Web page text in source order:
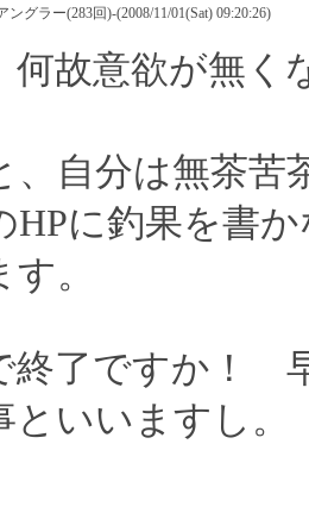
ングラー(283回)-(2008/11/01(Sat) 09:20:26)
何故意欲が無く
、自分は無茶苦
HPに釣果を書
。
終了ですか！
といいますし